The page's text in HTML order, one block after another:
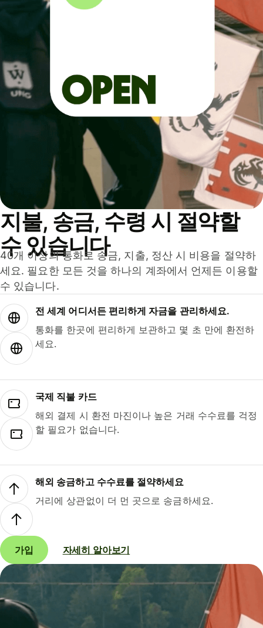
지불, 송금, 수령 시 절약할
수 있습니다
40개 이상의 통화로 송금, 지출, 정산 시 비용을 절약하
세요. 필요한 모든 것을 하나의 계좌에서 언제든 이용할
수 있습니다.
전 세계 어디서든 편리하게 자금을 관리하세요.
통화를 한곳에 편리하게 보관하고 몇 초 만에 환전하
세요.
국제 직불 카드
해외 결제 시 환전 마진이나 높은 거래 수수료를 걱정
할 필요가 없습니다.
해외 송금하고 수수료를 절약하세요
거리에 상관없이 더 먼 곳으로 송금하세요.
가입 자세히 알아보기